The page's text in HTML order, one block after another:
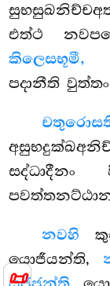
📜
එත්ථ
කිලෙසභූමී,
පදානීති
චතුරො
සද්ධාදීනං
නවහි
යොජීයන්ති,